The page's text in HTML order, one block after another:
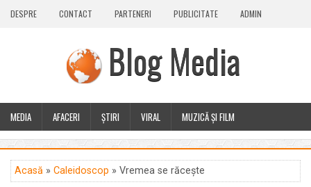
DESPRE CONTACT PARTENERI PUBLICITATE ADMIN
Blog Media
MEDIA AFACERI ȘTIRI VIRAL
MUZICĂ ȘI FILM
CALEIDOSCOP
BLOG GUEST POST PLUS
Acasă » Caleidoscop » Vremea se răcește